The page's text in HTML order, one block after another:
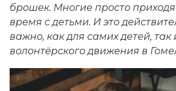
брошек. Многие просто
время с детьми. И это
важно, как для самих детей, так
волонтёрского движения в